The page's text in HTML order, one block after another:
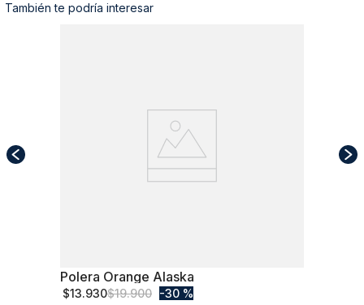
También te podría interesar
XL
Polera Orange Alaska
$13.930$19.900 30 %